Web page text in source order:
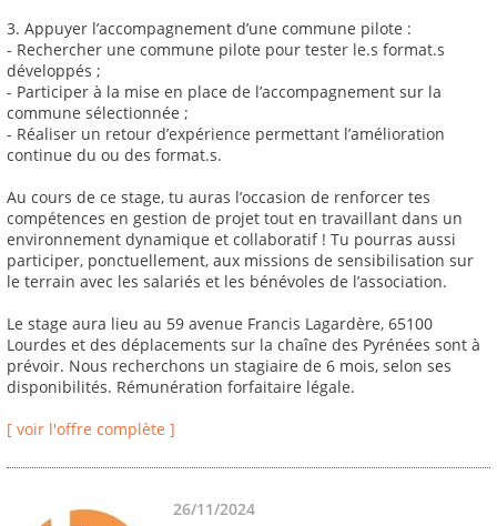
3. Appuyer l’accompagnement d’une commune pilote :
- Rechercher une commune pilote pour tester le.s format.s
développés ;
- Participer à la mise en place de l’accompagnement sur la
commune sélectionnée ;
- Réaliser un retour d’expérience permettant l’amélioration
continue du ou des format.s.
Au cours de ce stage, tu auras l’occasion de renforcer tes
compétences en gestion de projet tout en travaillant dans un
environnement dynamique et collaboratif ! Tu pourras aussi
participer, ponctuellement, aux missions de sensibilisation sur
le terrain avec les salariés et les bénévoles de l’association.
Le stage aura lieu au 59 avenue Francis Lagardère, 65100
Lourdes et des déplacements sur la chaîne des Pyrénées sont à
prévoir. Nous recherchons un stagiaire de 6 mois, selon ses
disponibilités. Rémunération forfaitaire légale.
[ voir l'offre complète ]
26/11/2024